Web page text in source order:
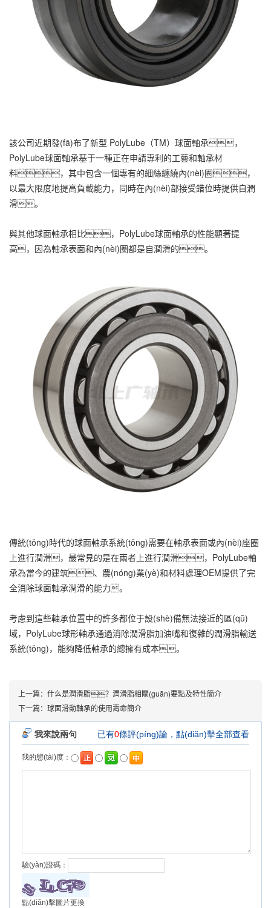
該公司近期發(fā)布了新型 PolyLube（TM）球面軸承，
PolyLube球面軸承基于一種正在申請專利的工藝和軸承材
料，其中包含一個專有的細絲纏繞內(nèi)圈，
以最大限度地提高負載能力，同時在內(nèi)部接受錯位時提供自潤
滑。
與其他球面軸承相比，PolyLube球面軸承的性能顯著提
高，因為軸承表面和內(nèi)圈都是自潤滑的。
傳統(tǒng)時代的球面軸承系統(tǒng)需要在軸承表面或內(nèi)座圈
上進行潤滑，最常見的是在兩者上進行潤滑，PolyLube軸
承為當今的建筑、農(nóng)業(yè)和材料處理OEM提供了完
全消除球面軸承潤滑的能力。
考慮到這些軸承位置中的許多都位于設(shè)備無法接近的區(qū)
域，PolyLube球形軸承通過消除潤滑脂加油嘴和復雜的潤滑脂輸送
系統(tǒng)，能夠降低軸承的總擁有成本。
上一篇： 什么是潤滑脂？潤滑脂相關(guān)要點及特性簡介
下一篇： 球面滑動軸承的使用壽命簡介